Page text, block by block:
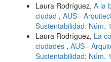
Laura Rodríguez, A la
ciudad , AUS -
Sustentabilidad: Núm.
Laura Rodríguez, La
ciudades , AUS -
Sustentabilidad: Núm.